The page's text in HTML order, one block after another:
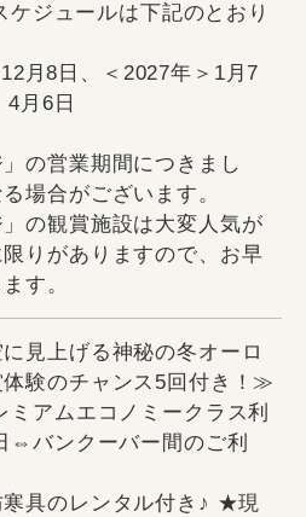
ジュールは下記のとおり
月8日、＜2027年＞1月7
4月6日
の営業期間につきまし
場合がございます。
の観賞施設は大変人気が
りがありますので、お早
す。
見上げる神秘の冬オーロ
験のチャンス5回付き！≫
アムエコノミークラス利
⇔バンクーバー間のご利
具のレンタル付き♪ ★現